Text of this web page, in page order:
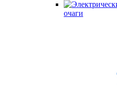
очаги